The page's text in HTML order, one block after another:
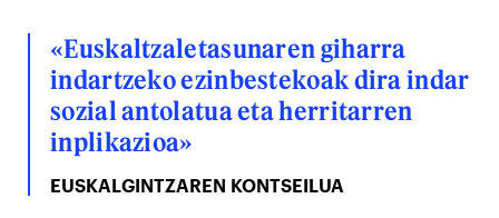
«Euskaltzaletasunaren giharra
indartzeko ezinbestekoak dira indar
sozial antolatua eta herritarren
inplikazioa»
EUSKALGINTZAREN KONTSEILUA